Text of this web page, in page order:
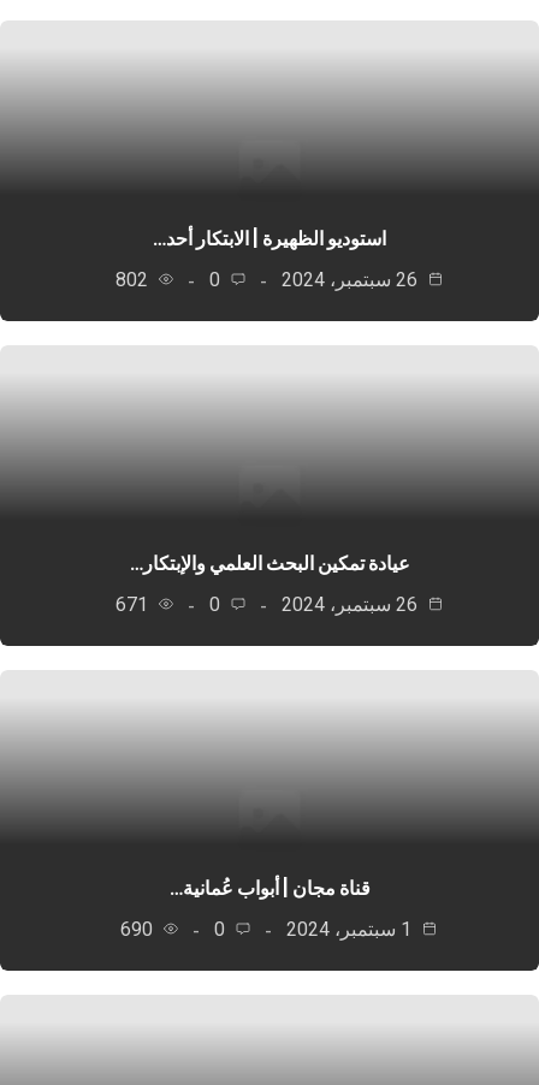
استوديو الظهيرة‬⁩ ‬| الابتكار أحد…
0
802
عيادة تمكين البحث العلمي والإبتكار…
0
671
قناة مجان | أبواب عُمانية…
0
690